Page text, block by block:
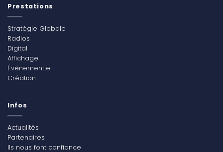
Prestations
Stratégie Globale
Radios
Digital
Affichage
Événementiel
Création
Infos
Actualités
Partenaires
Ils nous font confiance